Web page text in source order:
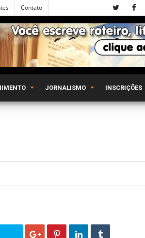
Contato
JORNALISMO INSCRIÇÕES